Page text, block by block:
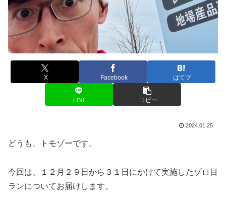
X Facebook はてブ
LINE コピー
2024.01.25
どうも、トモゾーです。
今回は、１２月２９日から３１日にかけて実施したゾロ目
ランについてお届けします。